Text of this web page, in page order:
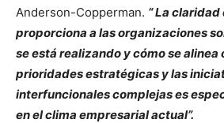
Anderson-Copperman. “La claridad
proporciona a las organizaciones
se está realizando y cómo se alinea
prioridades estratégicas y las
interfuncionales complejas es
en el clima empresarial actual”.